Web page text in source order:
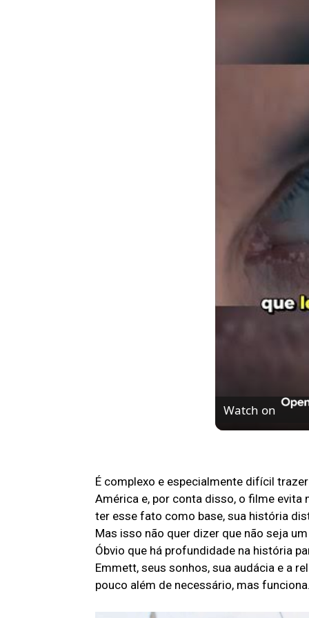
Watch on
É complexo e especialmente difícil
América e, por conta disso, o filme evita
ter esse fato como base, sua história
Mas isso não quer dizer que não seja
Óbvio que há profundidade na história
Emmett, seus sonhos, sua audácia e a
pouco além de necessário, mas